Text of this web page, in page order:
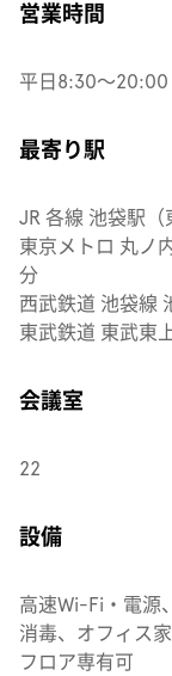
営業時間
平日8:30〜20:00
最寄り駅
JR 各線 池袋駅
東京メトロ 丸ノ
分
西武鉄道 池袋線
東武鉄道 東武東
会議室
22
設備
高速Wi-Fi・電源
消毒、オフィス
フロア専有可